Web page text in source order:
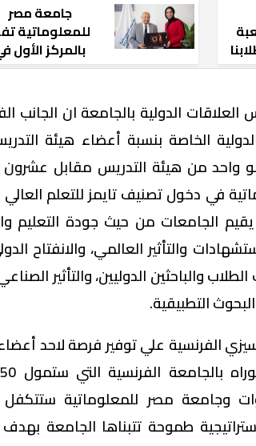
17 لعبة
جامعة مصر
للمعلوماتية
بالمركز الأول
مسابقة
ابداع لشباب
العلاقات الدولية بالجامعة ان الجانب
الخاصة بنسبة أعضاء هيئة
واحد من هيئة التدريس مقابل عشرون
في دخول تصنيف تايمز للتعلم العالي
الجامعات من حيث جودة التعليم
والتأثير العالمي، والانفتاح
والباحثين الدوليين، والتأثير
التطبيقية.
الفرنسية علي توفير فرصة لاحد
وجامعة مصر للمعلوماتية ستتكفل
طموحة تتبناها الجامعة